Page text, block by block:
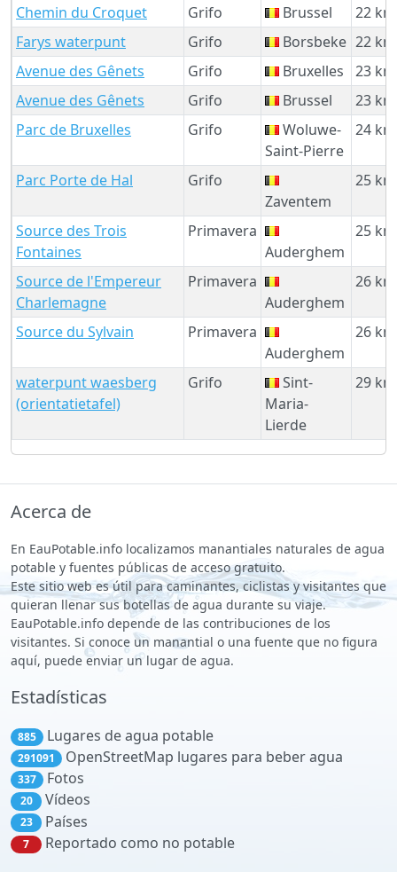
Chemin du Croquet Grifo Brussel
22 km
Farys waterpunt
Grifo Borsbeke 22 km
Avenue des Gênets
Grifo Bruxelles
23 km
Avenue des Gênets
Grifo Brussel
23 km
Parc de Bruxelles
Grifo
Woluwe-
Saint-Pierre
24 km
Parc Porte de Hal
Grifo
Zaventem
25 km
Source des Trois
Fontaines
Primavera
Auderghem
25 km
Source de l'Empereur
Charlemagne
Primavera
Auderghem
26 km
Source du Sylvain
Primavera
Auderghem
26 km
waterpunt waesberg
(orientatietafel)
Grifo
Sint-
Maria-
Lierde
29 km
Acerca de
En EauPotable.info localizamos manantiales naturales de agua
potable y fuentes públicas de acceso gratuito.
Este sitio web es útil para caminantes, ciclistas y visitantes que
quieran llenar sus botellas de agua durante su viaje.
EauPotable.info depende de las contribuciones de los
visitantes. Si conoce un manantial o una fuente que no figura
aquí, puede enviar un lugar de agua.
Estadísticas
885 Lugares de agua potable
291091 OpenStreetMap lugares para beber agua
337 Fotos
20 Vídeos
23 Países
7 Reportado como no potable